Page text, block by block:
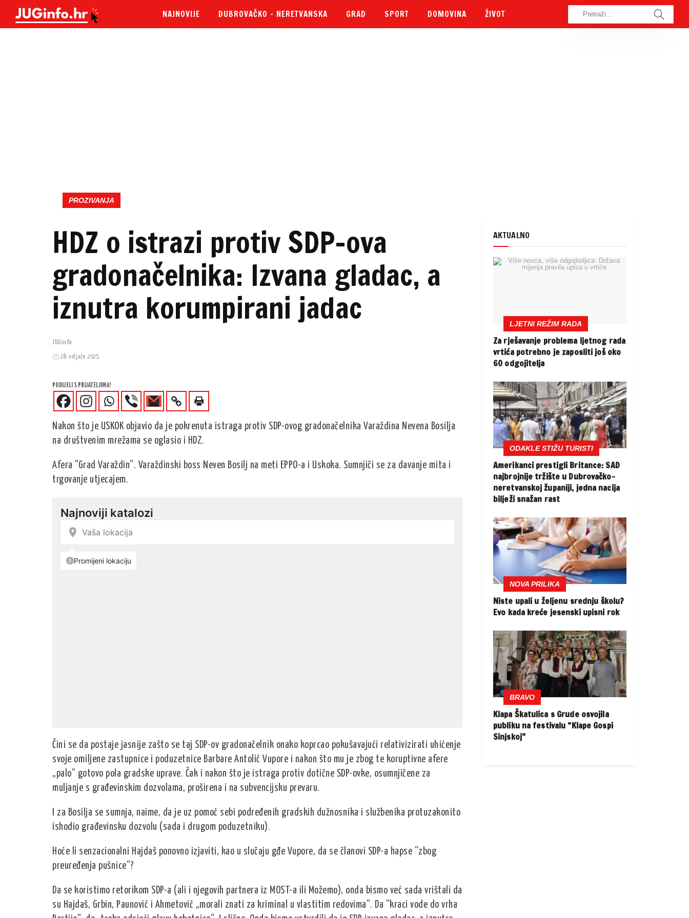
NAJNOVIJE DUBROVAČKO – NERETVANSKA GRAD SPORT DOMOVINA ŽIVOT
PROZIVANJA
HDZ o istrazi protiv SDP-ova
gradonačelnika: Izvana gladac, a
iznutra korumpirani jadac
JUGinfo
28. veljače 2025.
PODIJELI S PRIJATELJIMA!
Nakon što je USKOK objavio da je pokrenuta istraga protiv SDP-ovog gradonačelnika Varaždina Nevena Bosilja
na društvenim mrežama se oglasio i HDZ.
Afera “Grad Varaždin“. Varaždinski boss Neven Bosilj na meti EPPO-a i Uskoka. Sumnjiči se za davanje mita i
trgovanje utjecajem.
Čini se da postaje jasnije zašto se taj SDP-ov gradonačelnik onako koprcao pokušavajući relativizirati uhićenje
svoje omiljene zastupnice i poduzetnice Barbare Antolić Vupore i nakon što mu je zbog te koruptivne afere
„palo“ gotovo pola gradske uprave. Čak i nakon što je istraga protiv dotične SDP-ovke, osumnjičene za
muljanje s građevinskim dozvolama, proširena i na subvencijsku prevaru.
I za Bosilja se sumnja, naime, da je uz pomoć sebi podređenih gradskih dužnosnika i službenika protuzakonito
ishodio građevinsku dozvolu (sada i drugom poduzetniku).
Hoće li senzacionalni Hajdaš ponovno izjaviti, kao u slučaju gđe Vupore, da se članovi SDP-a hapse “zbog
preuređenja pušnice“?
Da se koristimo retorikom SDP-a (ali i njegovih partnera iz MOST-a ili Možemo), onda bismo već sada vrištali da
su Hajdaš, Grbin, Paunović i Ahmetović „morali znati za kriminal u vlastitim redovima“. Da “kraci vode do vrha
AKTUALNO
LJETNI REŽIM RADA
Za rješavanje problema ljetnog rada
vrtića potrebno je zaposliti još oko
60 odgojitelja
ODAKLE STIŽU TURISTI
Amerikanci prestigli Britance: SAD
najbrojnije tržište u Dubrovačko-
neretvanskoj županiji, jedna nacija
bilježi snažan rast
NOVA PRILIKA
Niste upali u željenu srednju školu?
Evo kada kreće jesenski upisni rok
BRAVO
Klapa Škatulica s Grude osvojila
publiku na festivalu “Klape Gospi
Sinjskoj”